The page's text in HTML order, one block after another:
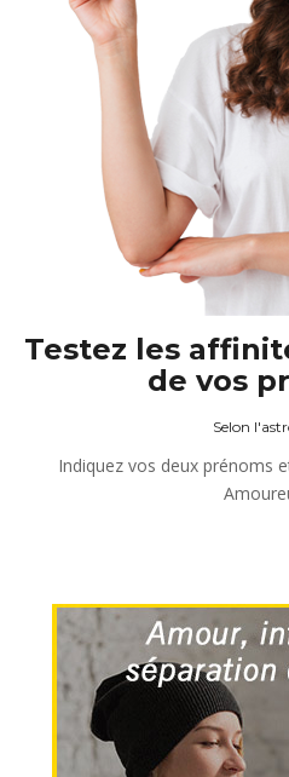
Testez les
de vos
Selon
Indiquez vos deux prénoms